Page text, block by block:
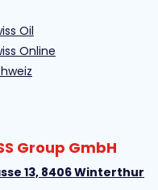
Oil
Online
Group GmbH
13, 8406 Winterthur